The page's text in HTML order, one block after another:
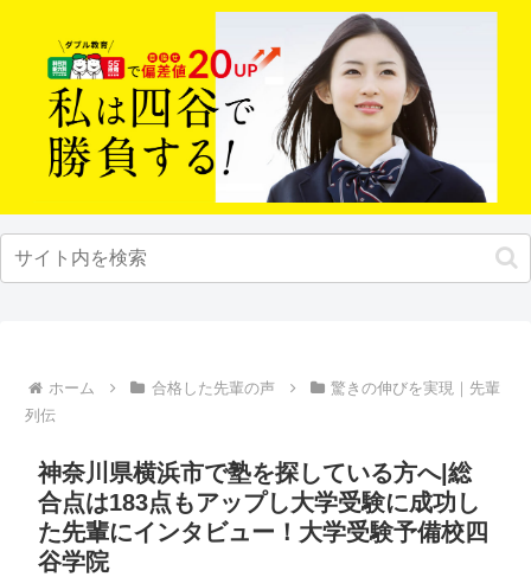
ホーム 合格した先輩の声
驚きの伸びを実現｜先輩
列伝
神奈川県横浜市で塾を探している方へ|総
合点は183点もアップし大学受験に成功し
た先輩にインタビュー！大学受験予備校四
谷学院